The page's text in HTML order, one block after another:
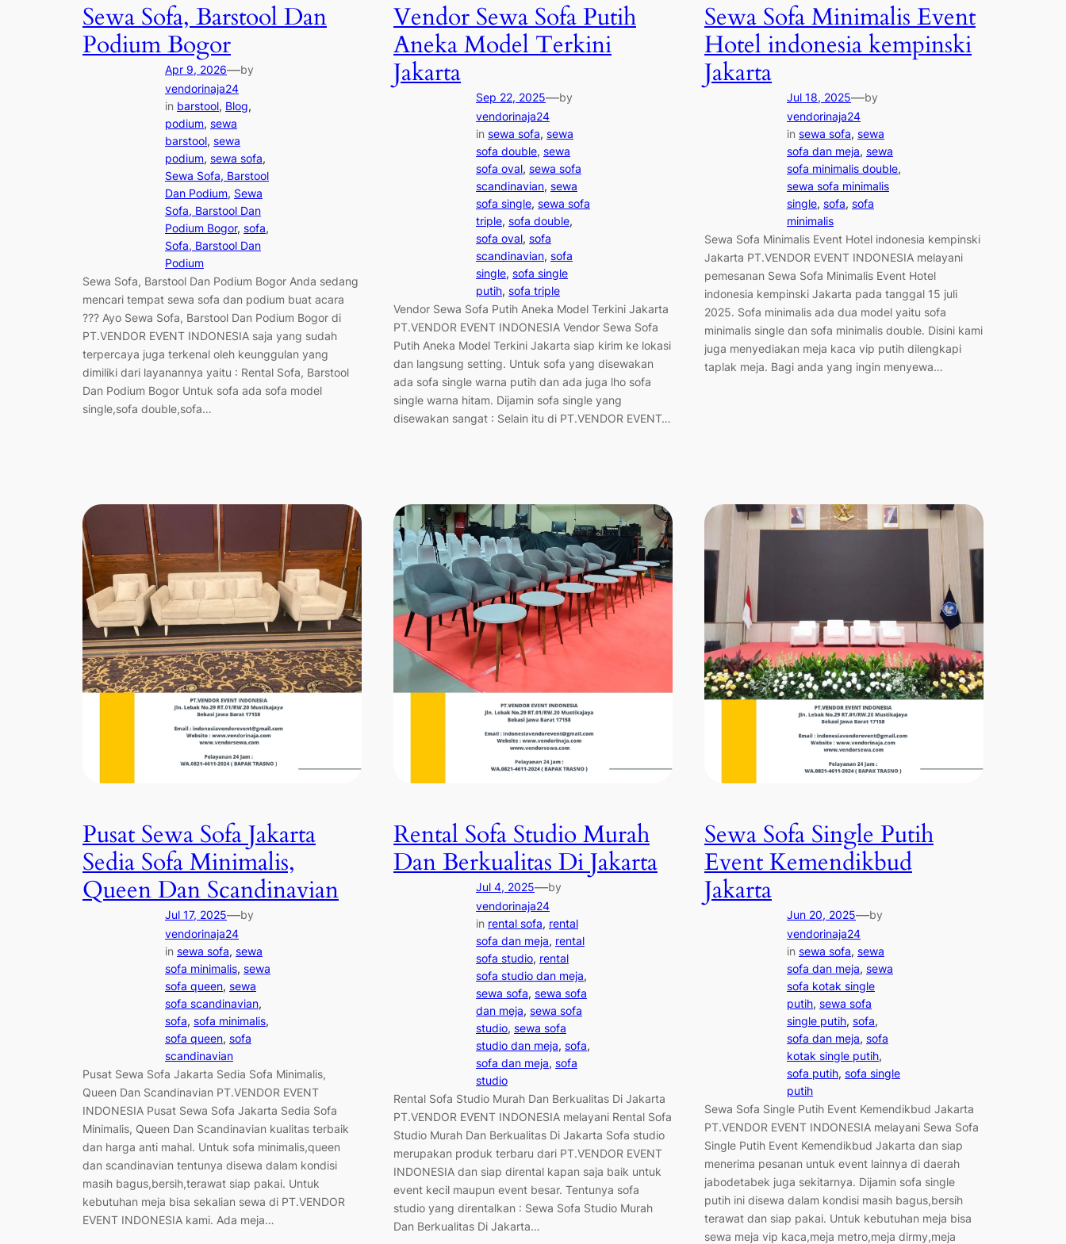
Sewa Sofa, Barstool Dan
Podium Bogor
Apr 9, 2026—by
vendorinaja24
in barstool, Blog
podium, sewa
barstool, sewa
podium, sewa sofa
Sewa Sofa, Barstool
Dan Podium, Sewa
Sofa, Barstool Dan
Podium Bogor, sofa
Sofa, Barstool Dan
Podium
Sewa Sofa, Barstool Dan Podium Bogor Anda sedang
mencari tempat sewa sofa dan podium buat acara
??? Ayo Sewa Sofa, Barstool Dan Podium Bogor di
PT.VENDOR EVENT INDONESIA saja yang sudah
terpercaya juga terkenal oleh keunggulan yang
dimiliki dari layanannya yaitu : Rental Sofa, Barstool
Dan Podium Bogor Untuk sofa ada sofa model
single,sofa double,sofa…
Vendor Sewa Sofa Putih
Aneka Model Terkini
Jakarta
Sep 22, 2025—by
vendorinaja24
in sewa sofa, sewa
sofa double, sewa
sofa oval, sewa sofa
scandinavian, sewa
sofa single, sewa sofa
triple, sofa double
sofa oval, sofa
scandinavian, sofa
single, sofa single
putih, sofa triple
Vendor Sewa Sofa Putih Aneka Model Terkini Jakarta
PT.VENDOR EVENT INDONESIA Vendor Sewa Sofa
Putih Aneka Model Terkini Jakarta siap kirim ke lokasi
dan langsung setting. Untuk sofa yang disewakan
ada sofa single warna putih dan ada juga lho sofa
single warna hitam. Dijamin sofa single yang
disewakan sangat : Selain itu di PT.VENDOR EVENT…
Sewa Sofa Minimalis Event
Hotel indonesia kempinski
Jakarta
Jul 18, 2025—by
vendorinaja24
in sewa sofa, sewa
sofa dan meja, sewa
sofa minimalis double
sewa sofa minimalis
single, sofa, sofa
minimalis
Sewa Sofa Minimalis Event Hotel indonesia kempinski
Jakarta PT.VENDOR EVENT INDONESIA melayani
pemesanan Sewa Sofa Minimalis Event Hotel
indonesia kempinski Jakarta pada tanggal 15 juli
2025. Sofa minimalis ada dua model yaitu sofa
minimalis single dan sofa minimalis double. Disini kami
juga menyediakan meja kaca vip putih dilengkapi
taplak meja. Bagi anda yang ingin menyewa…
Pusat Sewa Sofa Jakarta
Sedia Sofa Minimalis,
Queen Dan Scandinavian
Jul 17, 2025—by
vendorinaja24
in sewa sofa, sewa
sofa minimalis, sewa
sofa queen, sewa
sofa scandinavian
sofa, sofa minimalis
sofa queen, sofa
scandinavian
Pusat Sewa Sofa Jakarta Sedia Sofa Minimalis,
Queen Dan Scandinavian PT.VENDOR EVENT
INDONESIA Pusat Sewa Sofa Jakarta Sedia Sofa
Minimalis, Queen Dan Scandinavian kualitas terbaik
dan harga anti mahal. Untuk sofa minimalis,queen
dan scandinavian tentunya disewa dalam kondisi
masih bagus,bersih,terawat siap pakai. Untuk
kebutuhan meja bisa sekalian sewa di PT.VENDOR
EVENT INDONESIA kami. Ada meja…
Rental Sofa Studio Murah
Dan Berkualitas Di Jakarta
Jul 4, 2025—by
vendorinaja24
in rental sofa, rental
sofa dan meja, rental
sofa studio, rental
sofa studio dan meja
sewa sofa, sewa sofa
dan meja, sewa sofa
studio, sewa sofa
studio dan meja, sofa
sofa dan meja, sofa
studio
Rental Sofa Studio Murah Dan Berkualitas Di Jakarta
PT.VENDOR EVENT INDONESIA melayani Rental Sofa
Studio Murah Dan Berkualitas Di Jakarta Sofa studio
merupakan produk terbaru dari PT.VENDOR EVENT
INDONESIA dan siap dirental kapan saja baik untuk
event kecil maupun event besar. Tentunya sofa
studio yang direntalkan : Sewa Sofa Studio Murah
Dan Berkualitas Di Jakarta…
Sewa Sofa Single Putih
Event Kemendikbud
Jakarta
Jun 20, 2025—by
vendorinaja24
in sewa sofa, sewa
sofa dan meja, sewa
sofa kotak single
putih, sewa sofa
single putih, sofa
sofa dan meja, sofa
kotak single putih
sofa putih, sofa single
putih
Sewa Sofa Single Putih Event Kemendikbud Jakarta
PT.VENDOR EVENT INDONESIA melayani Sewa Sofa
Single Putih Event Kemendikbud Jakarta dan siap
menerima pesanan untuk event lainnya di daerah
jabodetabek juga sekitarnya. Dijamin sofa single
putih ini disewa dalam kondisi masih bagus,bersih
terawat dan siap pakai. Untuk kebutuhan meja bisa
sewa meja vip kaca,meja metro,meja dirmy,meja